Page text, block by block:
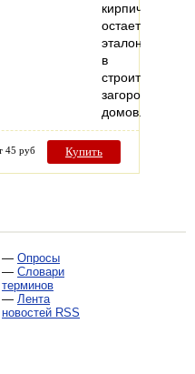
кирпича
остается
эталоном
в
строительстве
загородных
домов.
45 руб Купить
— Опросы
— Словари
терминов
— Лента
новостей RSS